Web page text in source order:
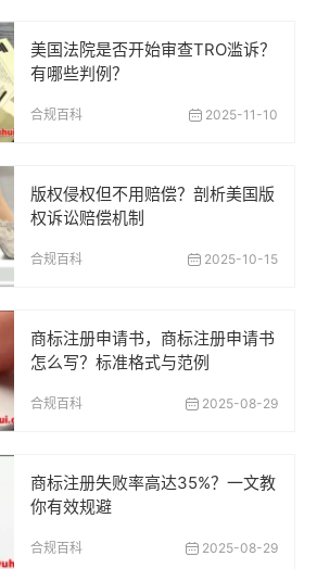
美国法院是否开始审查TRO滥诉？
有哪些判例？
合规百科 2025-11-10
版权侵权但不用赔偿？剖析美国版
权诉讼赔偿机制
合规百科 2025-10-15
商标注册申请书，商标注册申请书
怎么写？标准格式与范例
合规百科 2025-08-29
商标注册失败率高达35%？一文教
你有效规避
合规百科 2025-08-29